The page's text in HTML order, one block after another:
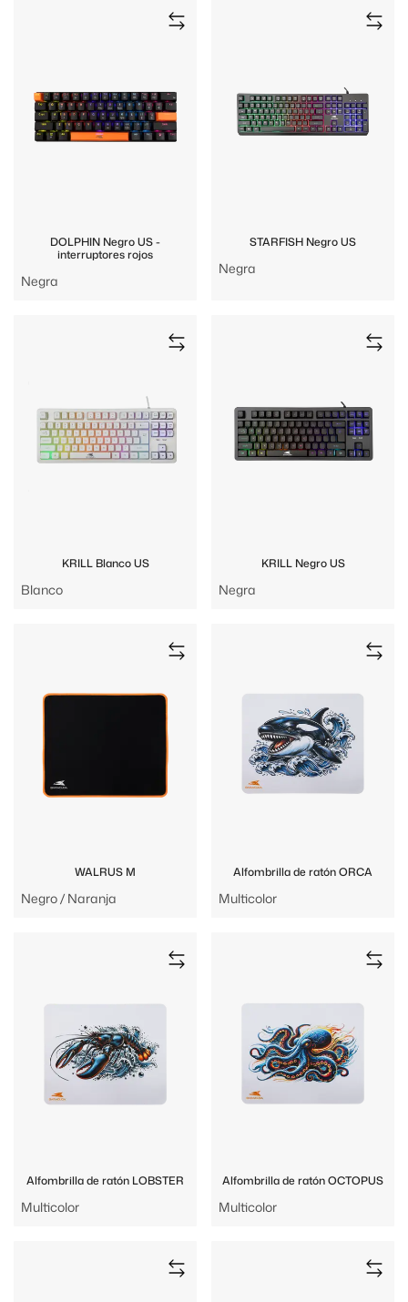
DOLPHIN Negro US -
interruptores rojos
Negra
STARFISH Negro US
Negra
KRILL Blanco US
Blanco
KRILL Negro US
Negra
WALRUS M
Negro / Naranja
Alfombrilla de ratón ORCA
Multicolor
Alfombrilla de ratón LOBSTER
Multicolor
Alfombrilla de ratón OCTOPUS
Multicolor